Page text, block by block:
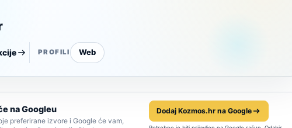
PROFILI Web
na Googleu
preferirane izvore i Google će vam,
Dodaj Kozmos.hr na Google